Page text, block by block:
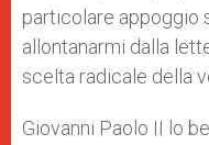
particolare appoggio
allontanarmi dalla
scelta radicale della
Giovanni Paolo II lo